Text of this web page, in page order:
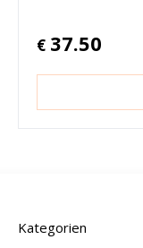
€ 37.50
Kategorien